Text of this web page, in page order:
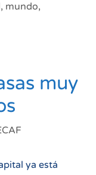
, mundo,
muy
ya está